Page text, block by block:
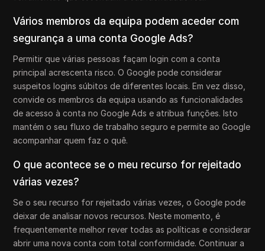
Vários membros da equipa podem aceder com
segurança a uma conta Google Ads?
Permitir que várias pessoas façam login com a conta
principal acrescenta risco. O Google pode considerar
suspeitos logins súbitos de diferentes locais. Em vez disso,
convide os membros da equipa usando as funcionalidades
de acesso à conta no Google Ads e atribua funções. Isto
mantém o seu fluxo de trabalho seguro e permite ao Google
acompanhar quem faz o quê.
O que acontece se o meu recurso for rejeitado
várias vezes?
Se o seu recurso for rejeitado várias vezes, o Google pode
deixar de analisar novos recursos. Neste momento, é
frequentemente melhor rever todas as políticas e considerar
abrir uma nova conta com total conformidade. Continuar a